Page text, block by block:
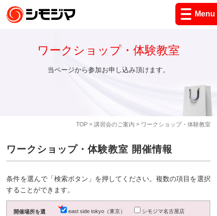
Menu
TOP> 講習会のご案内 > ワークショップ・体験教室
ワークショップ・体験教室
当ページから参加お申し込み頂けます。
ワークショップ・体験教室 開催情報
条件を選んで「検索ボタン」を押してください。複数の項目を選択
することができます。
開催場所を選
east side tokyo（東京）
シモジマ名古屋店